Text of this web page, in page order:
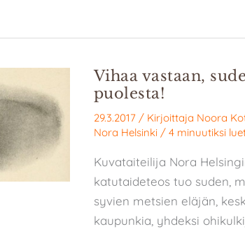
Vihaa vastaan,
puolesta!
29.3.2017 / Kirjoittaja Noora
Nora Helsinki/ 4 minuutiksi
Kuvataiteilija Nora
katutaideteos tuo suden,
syvien metsien eläjän,
kaupunkia, yhdeksi